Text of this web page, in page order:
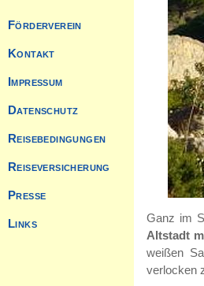
Ganz im
Altstadt
weißen
verlocken